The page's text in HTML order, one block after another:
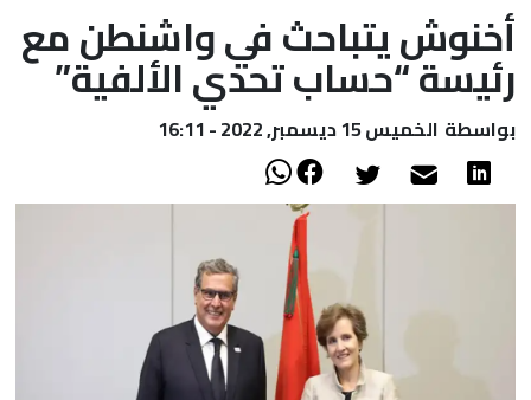
أعمدة
الصحراء
أخنوش يتباحث في واشنطن مع
رئيسة “حساب تحدي الألفية”
بواسطة الخميس 15 ديسمبر, 2022 - 16:11